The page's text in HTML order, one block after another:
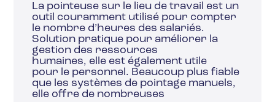
La pointeuse sur le lieu de travail est un
outil couramment utilisé pour compter
le nombre d’heures des salariés.
Solution pratique pour améliorer la
gestion des ressources
humaines, elle est également utile
pour le personnel. Beaucoup plus fiable
que les systèmes de pointage manuels,
elle offre de nombreuses